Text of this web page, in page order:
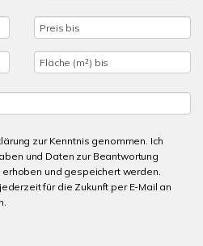
zur Kenntnis genommen. Ich
und Daten zur Beantwortung
und gespeichert werden.
für die Zukunft per E-Mail an